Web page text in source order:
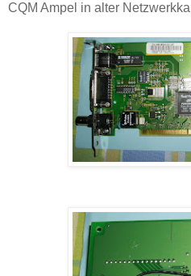
CQM Ampel in alter